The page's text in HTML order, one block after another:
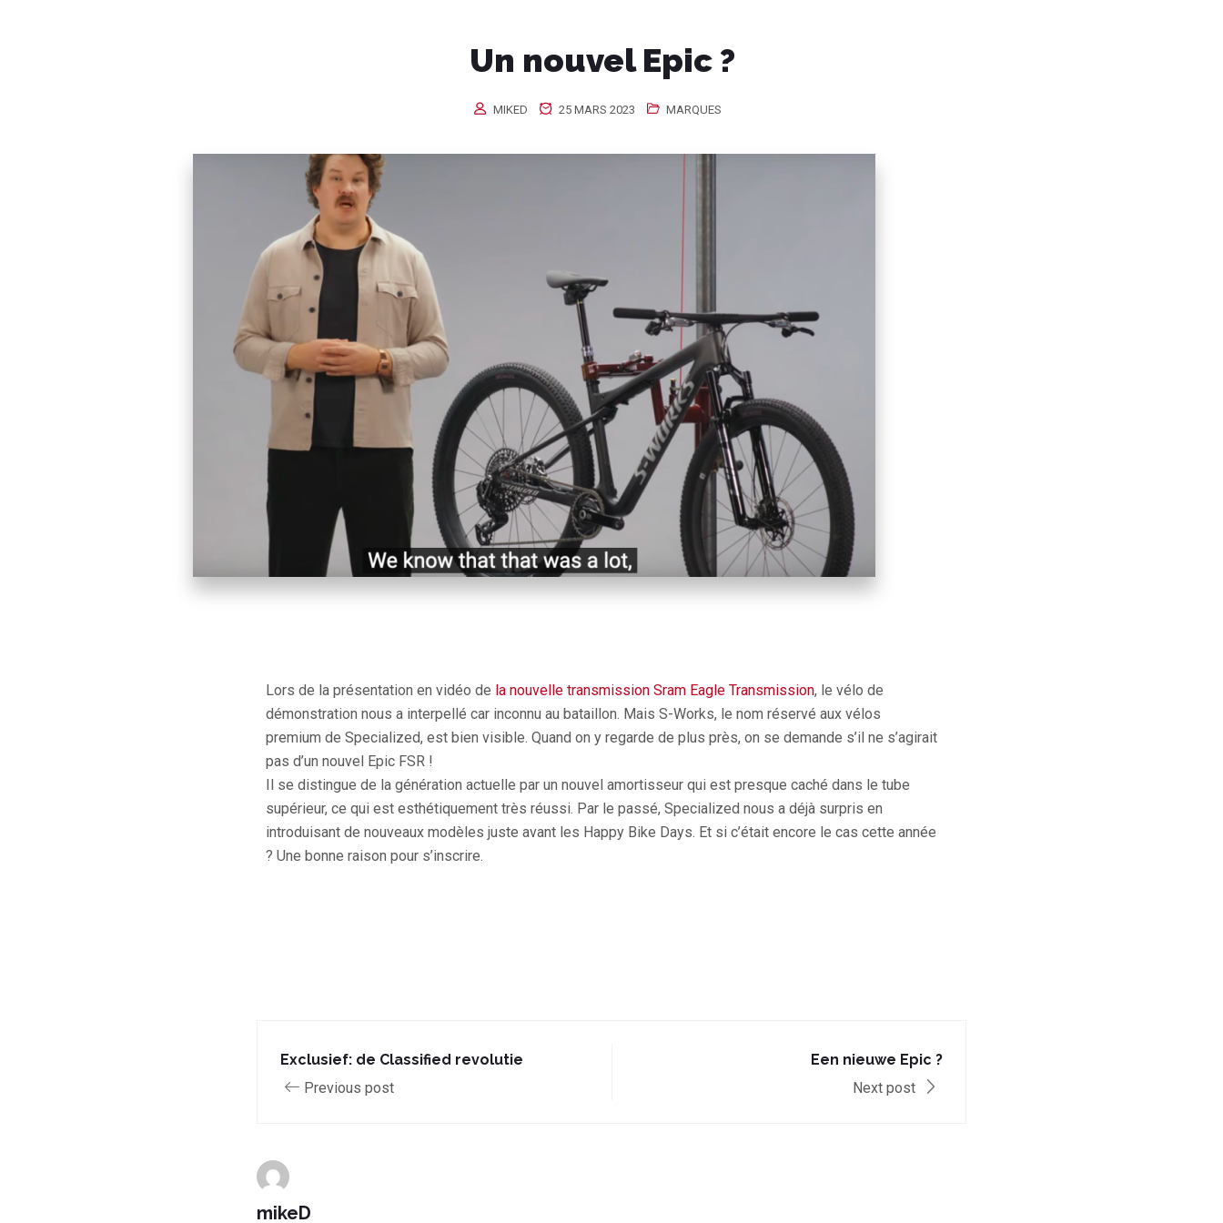
Un nouvel Epic ?
MIKED 25 MARS 2023 MARQUES
Lors de la présentation en vidéo de la nouvelle transmission Sram Eagle Transmission, le vélo de
démonstration nous a interpellé car inconnu au bataillon. Mais S-Works, le nom réservé aux vélos
premium de Specialized, est bien visible. Quand on y regarde de plus près, on se demande s’il ne s’agirait
pas d’un nouvel Epic FSR !
Il se distingue de la génération actuelle par un nouvel amortisseur qui est presque caché dans le tube
supérieur, ce qui est esthétiquement très réussi. Par le passé, Specialized nous a déjà surpris en
introduisant de nouveaux modèles juste avant les Happy Bike Days. Et si c’était encore le cas cette année
? Une bonne raison pour s’inscrire.
Exclusief: de Classified revolutie
Previous post
Een nieuwe Epic ?
Next post
mikeD